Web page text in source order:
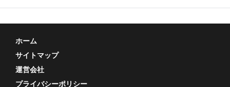
ホーム
サイトマップ
運営会社
プライバシーポリシー